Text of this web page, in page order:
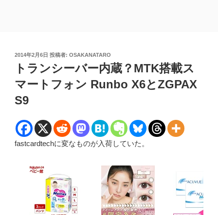
投
稿
2014年2月6日 投稿者: OSAKANATARO
トランシーバー内蔵？MTK搭載ス
マートフォン Runbo X6とZGPAX
S9
fastcardtechに変なものが入荷していた。